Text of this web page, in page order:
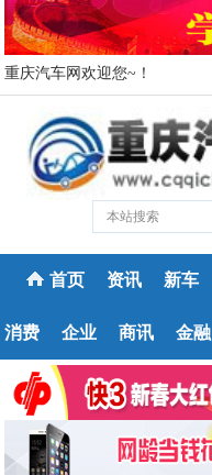
重庆汽车网欢迎您~！
首页 资讯 新车
消费 企业 商讯 金融